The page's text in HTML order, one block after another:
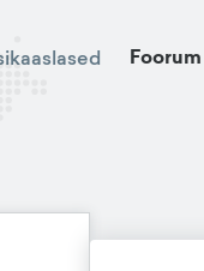
Foorum